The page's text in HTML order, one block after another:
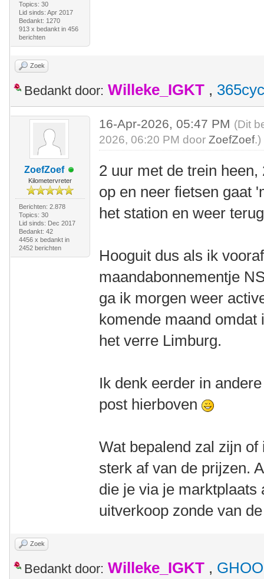
Topics: 30
Lid sinds: Apr 2017
Bedankt: 1270
913 x bedankt in 456
berichten
Zoek
Bedankt door: Willeke_IGKT ,
ZoefZoef
Kilometervreter
Berichten: 2.878
Topics: 30
Lid sinds: Dec 2017
Bedankt: 42
4456 x bedankt in
2452 berichten
16-Apr-2026, 05:47 PM (Dit
2026, 06:20 PM doorZoefZoef.)
2 uur met de trein
op en neer fietsen gaat
het station en weer
Hooguit dus als ik
maandabonnementje
ga ik morgen weer
komende maand
het verre Limburg.
Ik denk eerder in
post hierboven
Wat bepalend zal zijn
sterk af van de prijzen.
die je via je marktplaats
uitverkoop zonde van
Zoek
Bedankt door: Willeke_IGKT ,